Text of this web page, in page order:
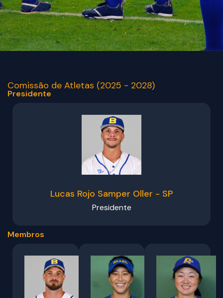
Comissão de Atletas (2025 - 2028)
Presidente
Lucas Rojo Samper Oller - SP
Presidente
Membros